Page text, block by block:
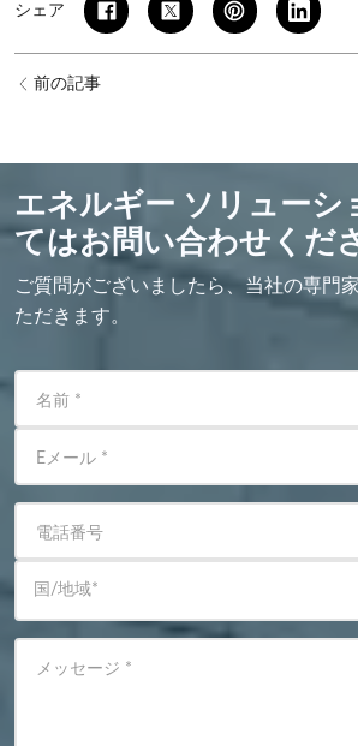
シェア
前の記事
エネルギー ソリューシ
てはお問い合わせくだ
ご質問がございましたら、当社の専門
ただきます。
名前 *
Eメール *
電話番号
国/地域*
メッセージ *